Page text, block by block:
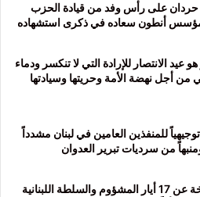
حردان على رأس وفد من قيادة الحزب
أنطون سعاده في ذكرى استشهاده
الفداء في 8 تموز هو عيد الانتصار للإرادة التي لا تنكسر ودماء
أجل نهضة الأمة وحريتها وسيادتها
للمنفذين العامين في لبنان مشدداً
من سرديات تبرير العدوان
“القومي”: “اتفاق الاطار” نسخة عن 17 أيار المشؤوم والسلطة اللبنانية